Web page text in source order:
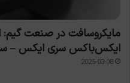
مایکروسافت در صنعت گیم:
ایکس‌باکس سری ایکس –
2025-03-08